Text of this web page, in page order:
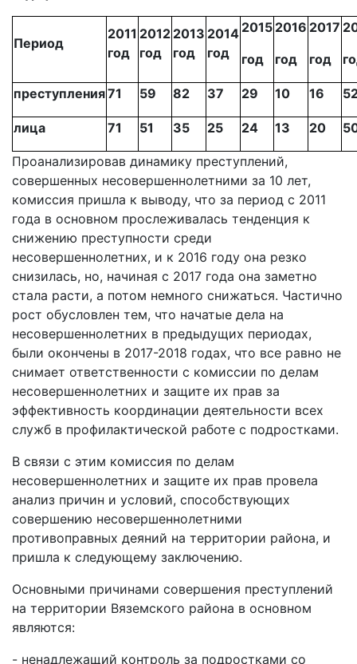
Период
2011
год
2012
год
2013
год
2014
год
2015
год
2016
год
2017
год
преступления71 59 82 37 29 10 16
лица 71 51 35 25 24 13 20
Проанализировав динамику преступлений,
совершенных несовершеннолетними за 10 лет,
комиссия пришла к выводу, что за период с 2011
года в основном прослеживалась тенденция к
снижению преступности среди
несовершеннолетних, и к 2016 году она резко
снизилась, но, начиная с 2017 года она заметно
стала расти, а потом немного снижаться. Частично
рост обусловлен тем, что начатые дела на
несовершеннолетних в предыдущих периодах,
были окончены в 2017-2018 годах, что все равно не
снимает ответственности с комиссии по делам
несовершеннолетних и защите их прав за
эффективность координации деятельности всех
служб в профилактической работе с подростками.
В связи с этим комиссия по делам
несовершеннолетних и защите их прав провела
анализ причин и условий, способствующих
совершению несовершеннолетними
противоправных деяний на территории района, и
пришла к следующему заключению.
Основными причинами совершения преступлений
на территории Вяземского района в основном
являются:
- ненадлежащий контроль за подростками со